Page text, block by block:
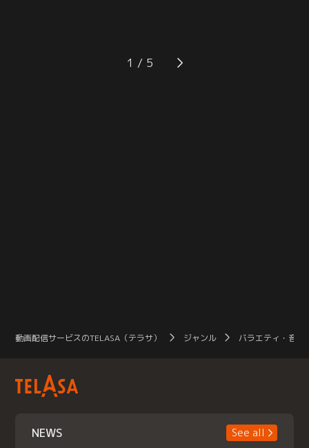
のカメレオン度が分かる 居酒屋のシ
チュエーション2択であなたがどん
方に 若槻がゲンナリ！？番組を見な
がらあなたもテストに挑戦！心理学
1
動画配信サービスのTELASA（テラサ） ジャンル バラエティ・音楽
NEWS See all